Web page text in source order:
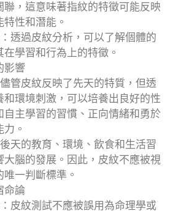
聯，這意味著指紋的特徵可能反映
性和潛能。
透過皮紋分析，可以了解個體的
在學習和行為上的特徵。
影響
管皮紋反映了先天的特質，但透
和環境刺激，可以培養出良好的性
自主學習的習慣、正向情緒和勇於
。
天的教育、環境、飲食和生活習
大腦的發展。因此，皮紋不應被視
一判斷標準。
命論
皮紋測試不應被誤用為命理學或